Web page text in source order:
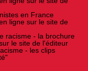
en France
ligne sur le site de
racisme - la brochure
le site de l'éditeur
- les clips